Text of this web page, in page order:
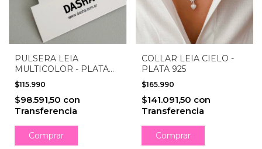
PULSERA LEIA
MULTICOLOR - PLATA
925
$115.990
$98.591,50 con
Transferencia
COLLAR LEIA CIELO -
PLATA 925
$165.990
$141.091,50 con
Transferencia